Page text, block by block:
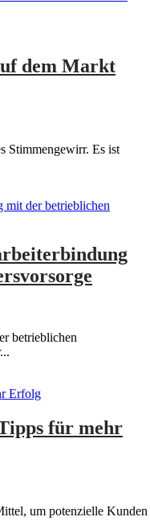
dem Markt
Stimmengewirr. Es ist
betrieblichen
für mehr
um potenzielle Kunden